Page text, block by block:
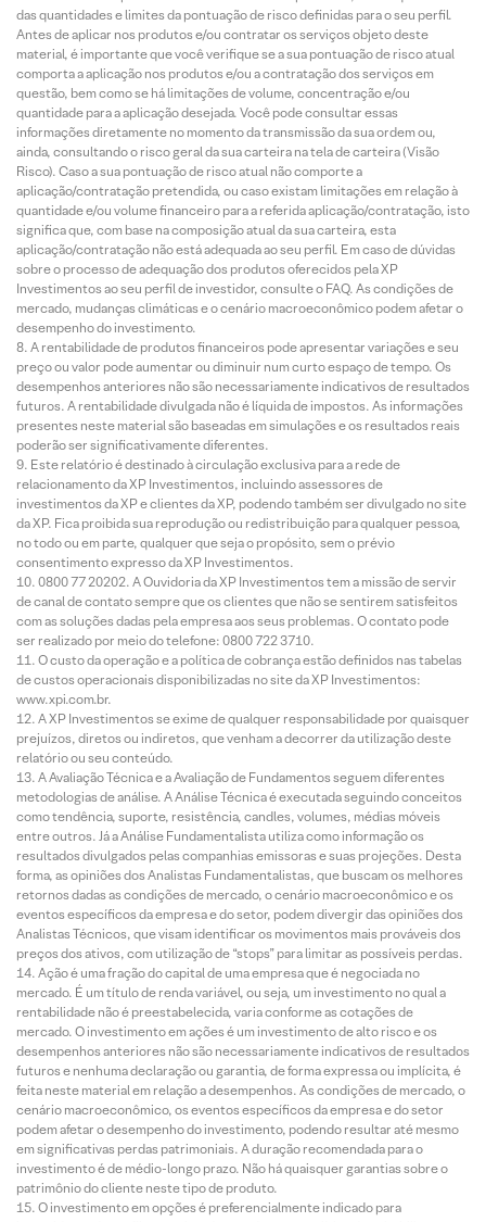
das quantidades e limites da pontuação de risco definidas para o seu perfil.
Antes de aplicar nos produtos e/ou contratar os serviços objeto deste
material, é importante que você verifique se a sua pontuação de risco atual
comporta a aplicação nos produtos e/ou a contratação dos serviços em
questão, bem como se há limitações de volume, concentração e/ou
quantidade para a aplicação desejada. Você pode consultar essas
informações diretamente no momento da transmissão da sua ordem ou,
ainda, consultando o risco geral da sua carteira na tela de carteira (Visão
Risco). Caso a sua pontuação de risco atual não comporte a
aplicação/contratação pretendida, ou caso existam limitações em relação à
quantidade e/ou volume financeiro para a referida aplicação/contratação, isto
significa que, com base na composição atual da sua carteira, esta
aplicação/contratação não está adequada ao seu perfil. Em caso de dúvidas
sobre o processo de adequação dos produtos oferecidos pela XP
Investimentos ao seu perfil de investidor, consulte o FAQ. As condições de
mercado, mudanças climáticas e o cenário macroeconômico podem afetar o
desempenho do investimento.
A rentabilidade de produtos financeiros pode apresentar variações e seu
preço ou valor pode aumentar ou diminuir num curto espaço de tempo. Os
desempenhos anteriores não são necessariamente indicativos de resultados
futuros. A rentabilidade divulgada não é líquida de impostos. As informações
presentes neste material são baseadas em simulações e os resultados reais
poderão ser significativamente diferentes.
Este relatório é destinado à circulação exclusiva para a rede de
relacionamento da XP Investimentos, incluindo assessores de
investimentos da XP e clientes da XP, podendo também ser divulgado no site
da XP. Fica proibida sua reprodução ou redistribuição para qualquer pessoa,
no todo ou em parte, qualquer que seja o propósito, sem o prévio
consentimento expresso da XP Investimentos.
0800 77 20202. A Ouvidoria da XP Investimentos tem a missão de servir
de canal de contato sempre que os clientes que não se sentirem satisfeitos
com as soluções dadas pela empresa aos seus problemas. O contato pode
ser realizado por meio do telefone: 0800 722 3710.
O custo da operação e a política de cobrança estão definidos nas tabelas
de custos operacionais disponibilizadas no site da XP Investimentos:
www.xpi.com.br.
A XP Investimentos se exime de qualquer responsabilidade por quaisquer
prejuízos, diretos ou indiretos, que venham a decorrer da utilização deste
relatório ou seu conteúdo.
A Avaliação Técnica e a Avaliação de Fundamentos seguem diferentes
metodologias de análise. A Análise Técnica é executada seguindo conceitos
como tendência, suporte, resistência, candles, volumes, médias móveis
entre outros. Já a Análise Fundamentalista utiliza como informação os
resultados divulgados pelas companhias emissoras e suas projeções. Desta
forma, as opiniões dos Analistas Fundamentalistas, que buscam os melhores
retornos dadas as condições de mercado, o cenário macroeconômico e os
eventos específicos da empresa e do setor, podem divergir das opiniões dos
Analistas Técnicos, que visam identificar os movimentos mais prováveis dos
preços dos ativos, com utilização de “stops” para limitar as possíveis perdas.
Ação é uma fração do capital de uma empresa que é negociada no
mercado. É um título de renda variável, ou seja, um investimento no qual a
rentabilidade não é preestabelecida, varia conforme as cotações de
mercado. O investimento em ações é um investimento de alto risco e os
desempenhos anteriores não são necessariamente indicativos de resultados
futuros e nenhuma declaração ou garantia, de forma expressa ou implícita, é
feita neste material em relação a desempenhos. As condições de mercado, o
cenário macroeconômico, os eventos específicos da empresa e do setor
podem afetar o desempenho do investimento, podendo resultar até mesmo
em significativas perdas patrimoniais. A duração recomendada para o
investimento é de médio-longo prazo. Não há quaisquer garantias sobre o
patrimônio do cliente neste tipo de produto.
O investimento em opções é preferencialmente indicado para